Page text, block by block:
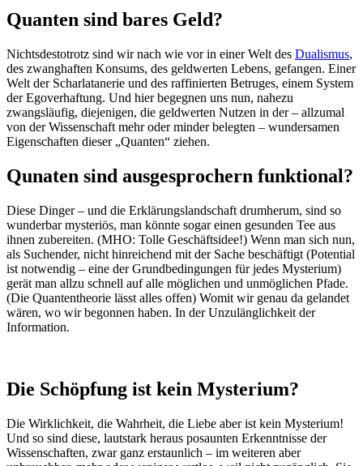
Quanten sind bares Geld?
Nichtsdestotrotz sind wir nach wie vor in einer Welt des Dualismus,
des zwanghaften Konsums, des geldwerten Lebens, gefangen. Einer
Welt der Scharlatanerie und des raffinierten Betruges, einem System
der Egoverhaftung. Und hier begegnen uns nun, nahezu
zwangsläufig, diejenigen, die geldwerten Nutzen in der – allzumal
von der Wissenschaft mehr oder minder belegten – wundersamen
Eigenschaften dieser „Quanten“ ziehen.
Qunaten sind ausgesprochern funktional?
Diese Dinger – und die Erklärungslandschaft drumherum, sind so
wunderbar mysteriös, man könnte sogar einen gesunden Tee aus
ihnen zubereiten. (MHO: Tolle Geschäftsidee!) Wenn man sich nun,
als Suchender, nicht hinreichend mit der Sache beschäftigt (Potential
ist notwendig – eine der Grundbedingungen für jedes Mysterium)
gerät man allzu schnell auf alle möglichen und unmöglichen Pfade.
(Die Quantentheorie lässt alles offen) Womit wir genau da gelandet
wären, wo wir begonnen haben. In der Unzulänglichkeit der
Information.
Die Schöpfung ist kein Mysterium?
Die Wirklichkeit, die Wahrheit, die Liebe aber ist kein Mysterium!
Und so sind diese, lautstark heraus posaunten Erkenntnisse der
Wissenschaften, zwar ganz erstaunlich – im weiteren aber